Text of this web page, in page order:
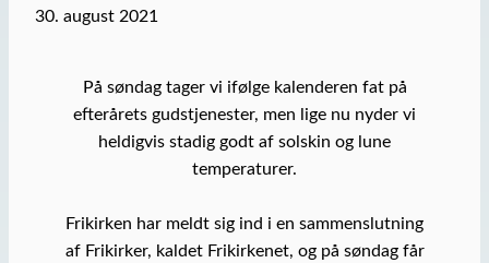
30. august 2021
På søndag tager vi ifølge kalenderen fat på
efterårets gudstjenester, men lige nu nyder vi
heldigvis stadig godt af solskin og lune
temperaturer.
Frikirken har meldt sig ind i en sammenslutning
af Frikirker, kaldet Frikirkenet, og på søndag får